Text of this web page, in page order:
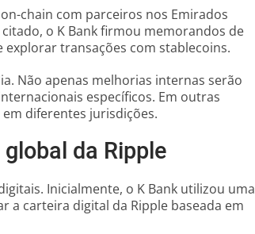
chain com parceiros nos Emirados
o K Bank firmou memorandos de
transações com stablecoins.
Não apenas melhorias internas serão
específicos. Em outras
diferentes jurisdições.
da Ripple
Inicialmente, o K Bank utilizou uma
carteira digital da Ripple baseada em